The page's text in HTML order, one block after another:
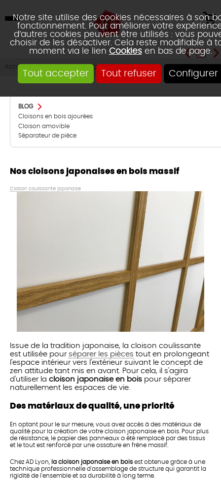
Notre site utilise des cookies nécessaires à son
fonctionnement. Pour améliorer votre
d’autres cookies peuvent être utilisés : vous
choisir de les désactiver. Cela reste modifiable à
moment via le lien Cookiesen bas de page.
Tout accepter Tout refuser Configurer
Accueil Cloison amovible
BLOG
Cloisons en bois ajourées
Cloison amovible
Séparateur de pièce
Nos cloisons japonaises en bois massif
Cloison coulissante japonaise
Issue de la tradition japonaise, la cloison coulissante
est utilisée pour séparer les pièces tout en prolongeant
l'espace intérieur vers l'extérieur suivant le concept de
zen attitude tant mis en avant. Pour cela, il s'agira
d'utiliser la cloison japonaise en bois pour séparer
naturellement les espaces de vie.
Des matériaux de qualité, une priorité
En optant pour le sur mesure, vous avez accès à des matériaux de
qualité pour la création de votre cloison japonaise en bois. Pour plus
de résistance, le papier des panneaux a été remplacé par des tissus
et le tout est renforcé par une ossature en frêne massif.
Chez AD Lyon, la cloison japonaise en bois est obtenue grâce à une
technique professionnelle d'assemblage de structure qui garantit la
rigidité de l'ensemble et sa durabilité à long terme.